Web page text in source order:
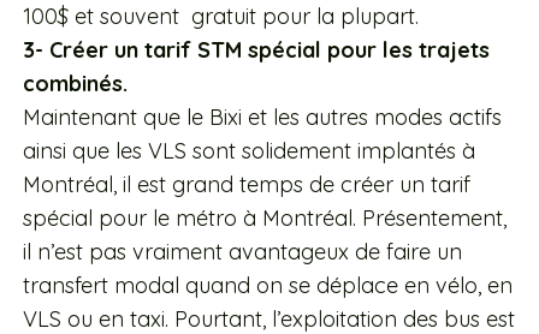
100$ et souvent gratuit pour la plupart.
3- Créer un tarif STM spécial pour les trajets
combinés.
Maintenant que le Bixi et les autres modes actifs
ainsi que les VLS sont solidement implantés à
Montréal, il est grand temps de créer un tarif
spécial pour le métro à Montréal. Présentement,
il n’est pas vraiment avantageux de faire un
transfert modal quand on se déplace en vélo, en
VLS ou en taxi. Pourtant, l’exploitation des bus est